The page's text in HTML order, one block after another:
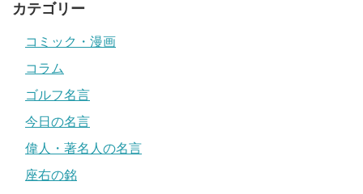
カテゴリー
コミック・漫画
コラム
ゴルフ名言
今日の名言
偉人・著名人の名言
座右の銘